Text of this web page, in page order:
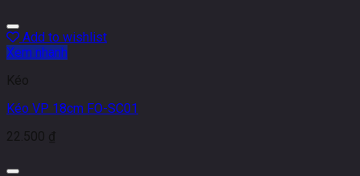
Add to wishlist
Xem nhanh
Kéo
Kéo VP 18cm FO-SC01
22.500 ₫